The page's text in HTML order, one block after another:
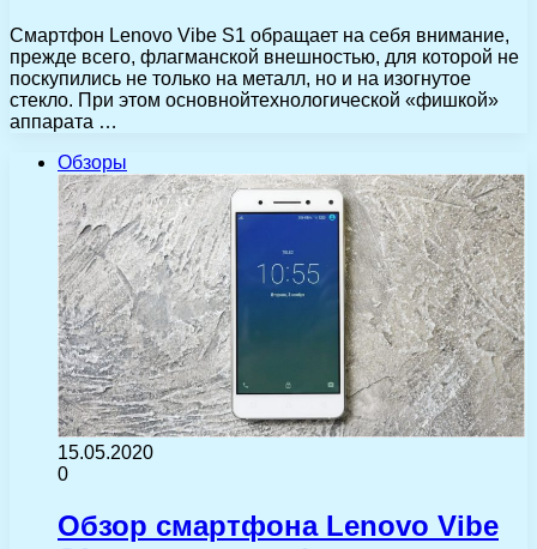
Смартфон Lenovo Vibe S1 обращает на себя внимание,
прежде всего, флагманской внешностью, для которой не
поскупились не только на металл, но и на изогнутое
стекло. При этом основнойтехнологической «фишкой»
аппарата …
Обзоры
15.05.2020
0
Обзор смартфона Lenovo Vibe